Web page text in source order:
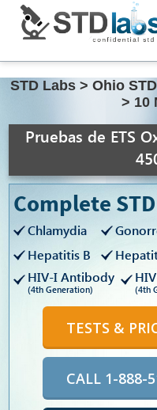
STD Labs > Ohio
> 10
Pruebas de ETS
Complete
Chlamydia
Hepatitis B
HIV-I Antibody
(4th Generation) (4th
TESTS &
CALL 1-888-